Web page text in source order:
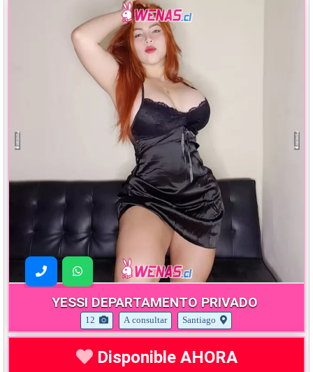
YESSI DEPARTAMENTO PRIVADO
12 A consultar Santiago
Disponible AHORA